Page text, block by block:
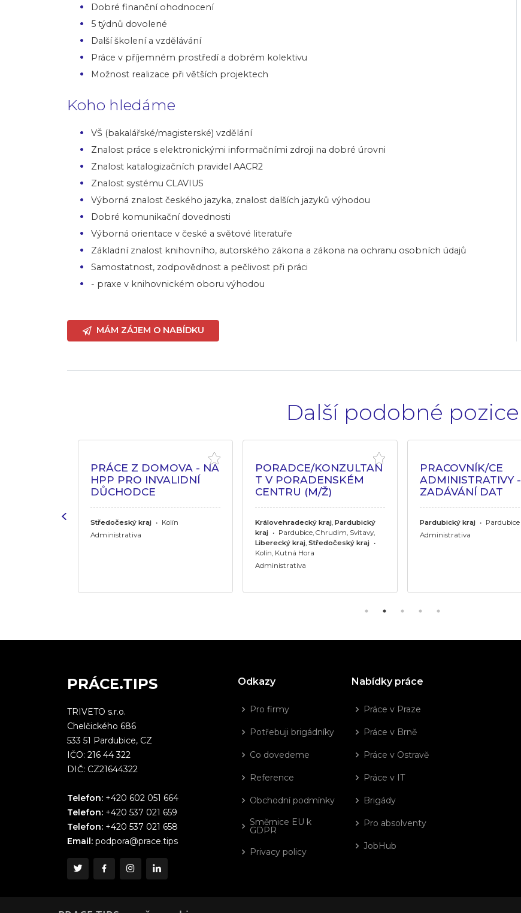
Dobré finanční ohodnocení
5 týdnů dovolené
Další školení a vzdělávání
Práce v příjemném prostředí a dobrém kolektivu
Možnost realizace při větších projektech
Koho hledáme
VŠ (bakalářské/magisterské) vzdělání
Znalost práce s elektronickými informačními zdroji na dobré úrovni
Znalost katalogizačních pravidel AACR2
Znalost systému CLAVIUS
Výborná znalost českého jazyka, znalost dalších jazyků výhodou
Dobré komunikační dovednosti
Výborná orientace v české a světové literatuře
Základní znalost knihovního, autorského zákona a zákona na ochranu osobních údajů
Samostatnost, zodpovědnost a pečlivost při práci
- praxe v knihovnickém oboru výhodou
MÁM ZÁJEM O NABÍDKU
Další podobné pozice
PRÁCE Z DOMOVA - NA
HPP PRO INVALIDNÍ
DŮCHODCE
Středočeský kraj • Kolín
Administrativa
PORADCE/KONZULTAN
T V PORADENSKÉM
CENTRU (M/Ž)
Královehradecký kraj Pardubický
kraj • Pardubice, Chrudim, Svitavy,
Liberecký kraj Středočeský kraj •
Kolín, Kutná Hora
Administrativa
PRACOVNÍK/CE
ADMINISTRATIVY -
ZADÁVÁNÍ DAT
Pardubický kraj • Pardubice
Administrativa
PRÁCE.TIPS
TRIVETO s.r.o.
Chelčického 686
533 51 Pardubice, CZ
IČO: 216 44 322
DIČ: CZ21644322
Telefon: +420 602 051 664
Telefon: +420 537 021 659
Telefon: +420 537 021 658
Email: podpora@prace.tips
Odkazy
Pro firmy
Potřebuji brigádníky
Co dovedeme
Reference
Obchodní podmínky
Směrnice EU k
GDPR
Privacy policy
Nabídky práce
Práce v Praze
Práce v Brně
Práce v Ostravě
Práce v IT
Brigády
Pro absolventy
JobHub